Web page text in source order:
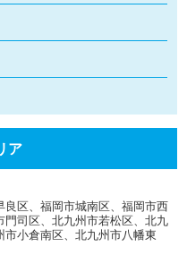
ア
区、福岡市城南区、福岡市西
司区、北九州市若松区、北九
小倉南区、北九州市八幡東